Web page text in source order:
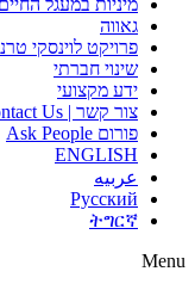
מיניות במעגל החיים
גאווה
פרויקט לוינסקי
שינוי חברתי
ידע מקצועי
צור קשר | Contact Us
פורום Ask People
ENGLISH
عربيه
Русский
ትግርኛ
Menu